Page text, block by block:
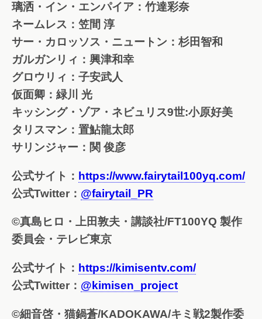
璃洒・イン・エンパイア：竹達彩奈
ネームレス：笠間 淳
サー・カロッソス・ニュートン：杉田智和
ガルガンリィ：興津和幸
グロウリィ：子安武人
仮面卿：緑川 光
キッシング・ゾア・ネビュリス9世:小原好美
タリスマン：置鮎龍太郎
サリンジャー：関 俊彦
公式サイト： https://www.fairytail100yq.com/
公式Twitter： @fairytail_PR
©真島ヒロ・上田敦夫・講談社/FT100YQ 製作
委員会・テレビ東京
公式サイト： https://kimisentv.com/
公式Twitter： @kimisen_project
©細音啓・猫鍋蒼/KADOKAWA/キミ戦2製作委